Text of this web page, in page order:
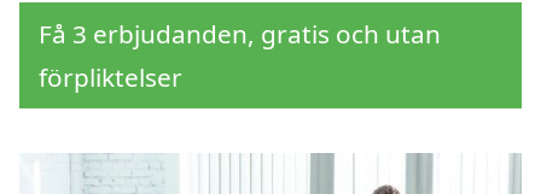
Få 3 erbjudanden, gratis och utan
förpliktelser